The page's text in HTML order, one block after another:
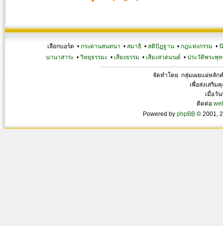
เลือกบอร์ด • กระดานสนทนา • สมาธิ • สติปัฏฐาน • กฎแห่งกรรม •
นานาสาระ• วิทยุธรรมะ• เสียงธรรม • เสียงสวดมนต์ • ประวัติพระพุท
จัดทำโดย กลุ่มเผยแผ่หลัก
เพื่อส่งเสริม
เมื่อวั
ติดต่อ
Powered by phpBB © 2001,